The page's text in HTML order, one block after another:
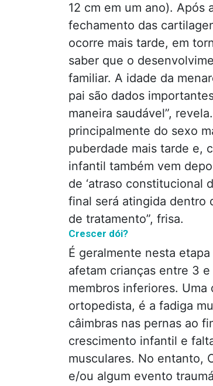
12 cm em um ano). Após
fechamento das
ocorre mais tarde, em
saber que o
familiar. A idade da
pai são dados
maneira saudável”,
principalmente do sexo
puberdade mais tarde e,
infantil também vem
de ‘atraso constitucional
final será atingida dentro
de tratamento”, frisa.
Crescer dói?
É geralmente nesta
afetam crianças entre 3
membros inferiores. Uma
ortopedista, é a fadiga
câimbras nas pernas ao
crescimento infantil e
musculares. No entanto,
e/ou algum evento